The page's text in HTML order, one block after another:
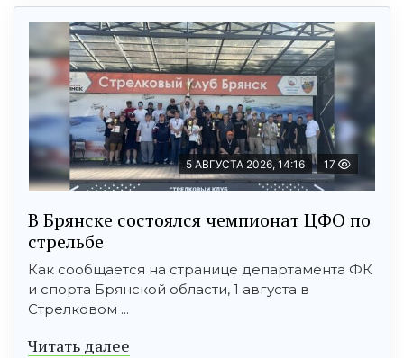
5 АВГУСТА 2026, 14:16 17
В Брянске состоялся чемпионат ЦФО по
стрельбе
Как сообщается на странице департамента ФК
и спорта Брянской области, 1 августа в
Стрелковом ...
Читать далее